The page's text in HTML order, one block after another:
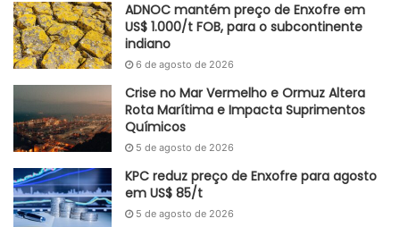
ADNOC mantém preço de Enxofre em
US$ 1.000/t FOB, para o subcontinente
indiano
6 de agosto de 2026
Crise no Mar Vermelho e Ormuz Altera
Rota Marítima e Impacta Suprimentos
Químicos
5 de agosto de 2026
KPC reduz preço de Enxofre para agosto
em US$ 85/t
5 de agosto de 2026